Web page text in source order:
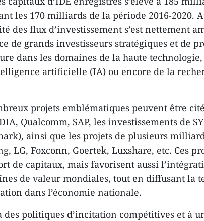
les 170 milliards de la période 2016-2020.
des flux d’investissement s’est nettement
de grands investisseurs stratégiques et de
dans les domaines de la haute
artificielle (IA) ou encore de la
projets emblématiques peuvent être
Qualcomm, SAP, les investissements de
ainsi que les projets de plusieurs
LG, Foxconn, Goertek, Luxshare, etc. Ces
de capitaux, mais favorisent aussi
de valeur mondiales, tout en diffusant la
dans l’économie nationale.
des politiques d’incitation compétitives et à